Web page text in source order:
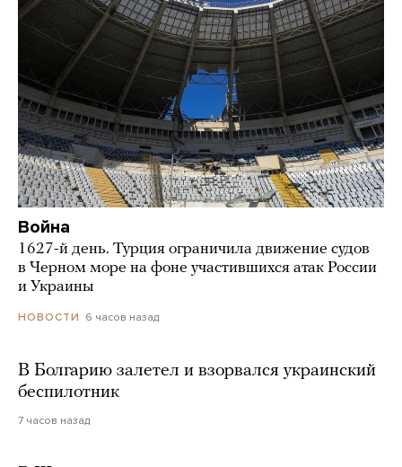
Война
1627-й день. Турция ограничила движение судов
в Черном море на фоне участившихся атак России
и Украины
НОВОСТИ 6 часов назад
В Болгарию залетел и взорвался украинский
беспилотник
7 часов назад